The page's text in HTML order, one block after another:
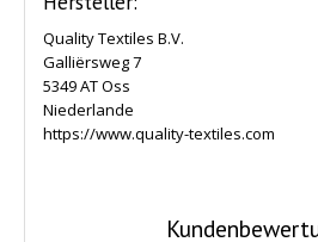
Quality Textiles B.V.
Galliërsweg 7
5349 AT Oss
Niederlande
https://www.quality-textiles.com